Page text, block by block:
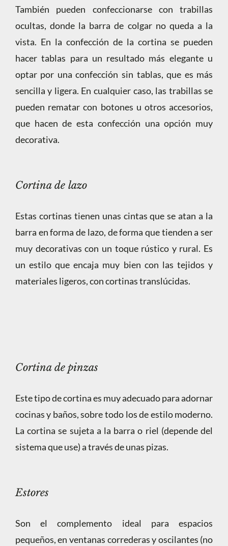
También pueden confeccionarse con trabillas
ocultas, donde la barra de colgar no queda a la
vista. En la confección de la cortina se pueden
hacer tablas para un resultado más elegante u
optar por una confección sin tablas, que es más
sencilla y ligera. En cualquier caso, las trabillas se
pueden rematar con botones u otros accesorios,
que hacen de esta confección una opción muy
decorativa.
Cortina de lazo
Estas cortinas tienen unas cintas que se atan a la
barra en forma de lazo, de forma que tienden a ser
muy decorativas con un toque rústico y rural. Es
un estilo que encaja muy bien con las tejidos y
materiales ligeros, con cortinas translúcidas.
Cortina de pinzas
Este tipo de cortina es muy adecuado para adornar
cocinas y baños, sobre todo los de estilo moderno.
La cortina se sujeta a la barra o riel (depende del
sistema que use) a través de unas pizas.
Estores
Son el complemento ideal para espacios
pequeños, en ventanas correderas y oscilantes (no